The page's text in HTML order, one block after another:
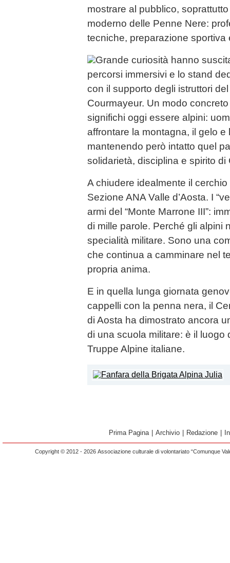
mostrare al pubblico,
moderno delle Penne Nere:
tecniche, preparazione sportiva
Grande curiosità hanno
percorsi immersivi e lo stand
con il supporto degli istruttori
Courmayeur. Un modo
significhi oggi essere alpini:
affrontare la montagna, il gelo e
mantenendo però intatto quel
solidarietà, disciplina e spirito di
A chiudere idealmente il
Sezione ANA Valle d’Aosta. I
armi del “Monte Marrone III”:
di mille parole. Perché gli alpini
specialità militare. Sono una
che continua a camminare nel
propria anima.
E in quella lunga giornata
cappelli con la penna nera, il
di Aosta ha dimostrato ancora
di una scuola militare: è il luogo
Truppe Alpine italiane.
Prima Pagina | Archivio | Redazione |
Copyright © 2012 - 2026 Associazione culturale di volontariato “Comunque